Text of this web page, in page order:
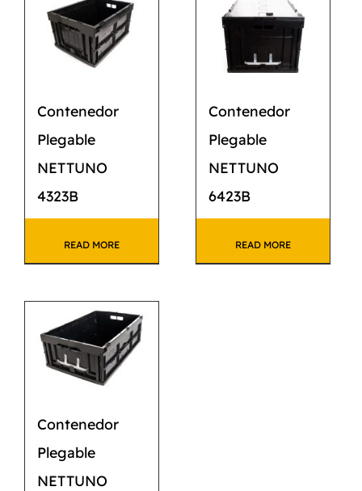
CATÁLOGO
CONTACTO
Contenedor
Plegable
NETTUNO
4323B
READ MORE
Contenedor
Plegable
NETTUNO
6423B
READ MORE
Contenedor
Plegable
NETTUNO